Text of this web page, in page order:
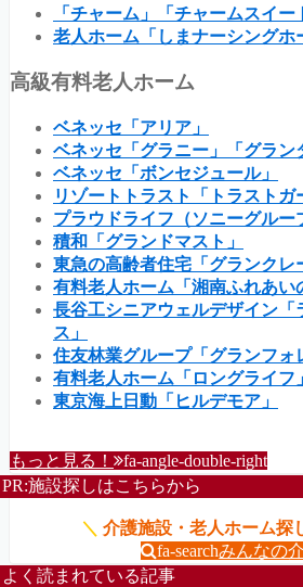
「チャーム」「チャームスイー
老人ホーム「しまナーシングホ
高級有料老人ホーム
ベネッセ「アリア」
ベネッセ「グラニー」「グラン
ベネッセ「ボンセジュール」
リゾートトラスト「トラストガ
プラウドライフ（ソニーグルー
積和「グランドマスト」
東急の高齢者住宅「グランクレ
有料老人ホーム「湘南ふれあい
長谷工シニアウェルデザイン「
ス」
住友林業グループ「グランフォ
有料老人ホーム「ロングライフ」
東京海上日動「ヒルデモア」
もっと見る！ fa-angle-double-right
PR:施設探しはこちらから
＼ 介護施設・老人ホーム探
fa-searchみんなの
よく読まれている記事